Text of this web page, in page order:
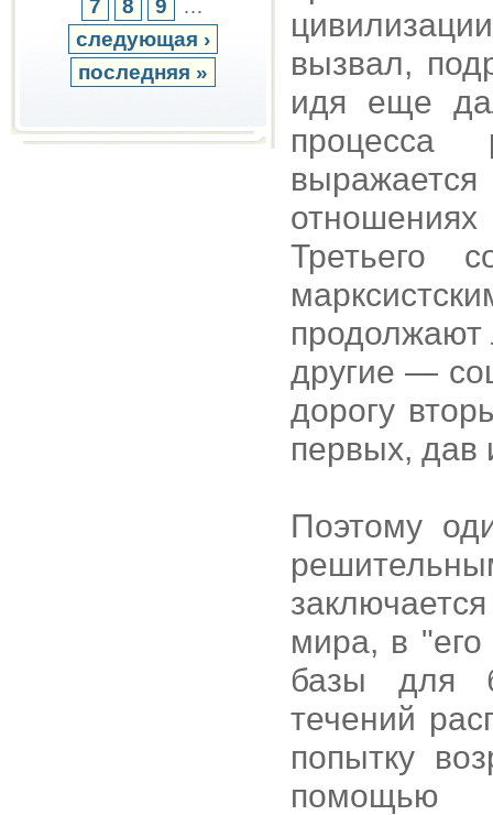
7 8 9
…
следующая ›
последняя »
вызвал,
идя еще
Третьего
продолжают
другие —
дорогу
первых,
Поэтому
мира, в "его
базы для
течений
попытку
помощью